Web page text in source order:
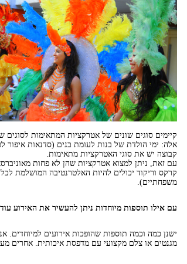
קיימים סוגים שונים של אטרקציות המתאימות לסוגים
אלה: ימי הולדת של בנות לעומת בנים (סדנאות איפור
קבוצה יש את סוגי האטרקציות מתאימות.
עם זאת, ניתן למצוא אטרקציות שהן לא פחות
קרקס וריקוד יכולים להיות האלטרנטיבה המושלמת
משפחתיים).
עם אילו תוספות מיוחדות ניתן להעשיר את האירוע
ישנן כמה וכמה תוספות שהופכות אירועים למיוחדים.
מגנטים או צלם מקצועי עם מדפסת איכותית. אחרים